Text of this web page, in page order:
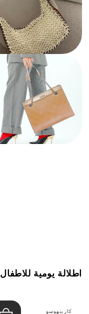
اطلالة يومية للاطفال
كارينهوسو